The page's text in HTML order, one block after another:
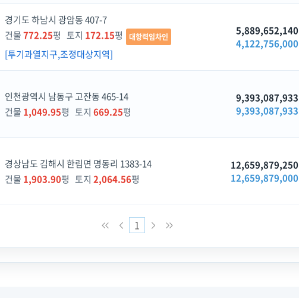
경기도 하남시 광암동 407-7
건물772.25평 토지 172.15평 대항력임차인
[투기과열지구,조정대상지역]
5,889,652,140
4,122,756,000
인천광역시 남동구 고잔동 465-14
건물 1,049.95평 토지 669.25평
9,393,087,933
9,393,087,933
경상남도 김해시 한림면 명동리 1383-14
건물 1,903.90평 토지 2,064.56평
12,659,879,250
12,659,879,000
1